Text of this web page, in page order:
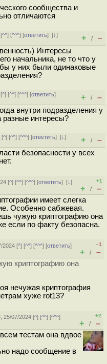
сообщества и
отличаются
^^] [^^^] [ответить][↓]
+ / –
Интересы
начальника, не то что у
у них были одинаковые
^] [^^] [^^^] [ответить]
+ / –
внутри подразделения у
разные интересы?
[^] [^^] [^^^] [ответить][↓]
+ / –
безопасности у всех
[^] [^^] [^^^] [ответить][↓]
+1
+ / –
имеет слегка
Особенно сабжевая.
чужую криптографию она
если по факту безопасна.
2024 [^] [^^] [^^^] [ответить]
–1
+ / –
криптографию она
нечужая криптография
хуже rot13?
25/07/2024 [^] [^^] [^^^]
+2
+ / –
тестам она вдвое
надо сообщение в